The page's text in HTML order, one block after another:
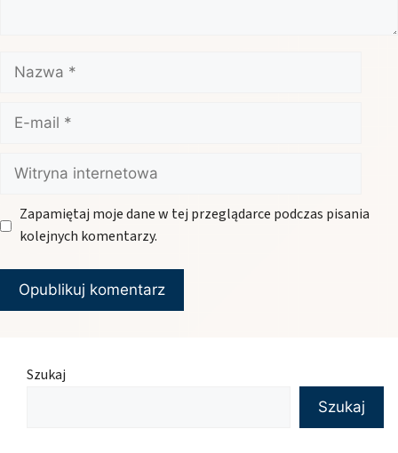
Nazwa
mail
Witryna
internetowa
Zapamiętaj moje dane w tej przeglądarce podczas pisania
kolejnych komentarzy.
Szukaj
Szukaj